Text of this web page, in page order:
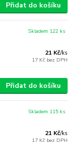
Přidat do košíku
21 Kč/ks
17 Kč bez DPH
Skladem 122 ks
Přidat do košíku
21 Kč/ks
17 Kč bez DPH
Skladem 115 ks